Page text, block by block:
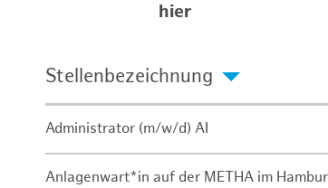
hier
Stellenbezeichnung
Administrator (m/w/d) AI
Anlagenwart*in auf der METHA im